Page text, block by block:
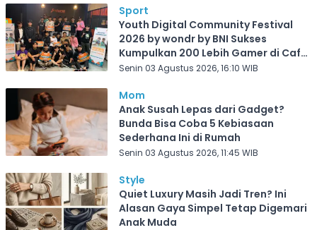
Sport
Youth Digital Community Festival
2026 by wondr by BNI Sukses
Kumpulkan 200 Lebih Gamer di Cafe
Frekuensi Depok
Senin 03 Agustus 2026, 16:10 WIB
Mom
Anak Susah Lepas dari Gadget?
Bunda Bisa Coba 5 Kebiasaan
Sederhana Ini di Rumah
Senin 03 Agustus 2026, 11:45 WIB
Style
Quiet Luxury Masih Jadi Tren? Ini
Alasan Gaya Simpel Tetap Digemari
Anak Muda